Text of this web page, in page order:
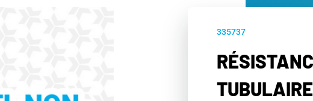
335737
TUBULAIRE